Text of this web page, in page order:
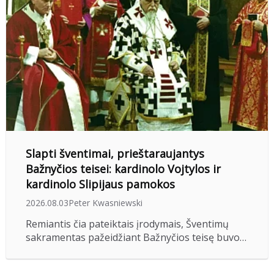
Slapti šventimai, prieštaraujantys
Bažnyčios teisei: kardinolo Vojtylos ir
kardinolo Slipijaus pamokos
2026.08.03Peter Kwasniewski
Remiantis čia pateiktais įrodymais, Šventimų
sakramentas pažeidžiant Bažnyčios teisę buvo…